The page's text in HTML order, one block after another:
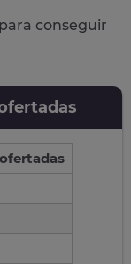
conseguir